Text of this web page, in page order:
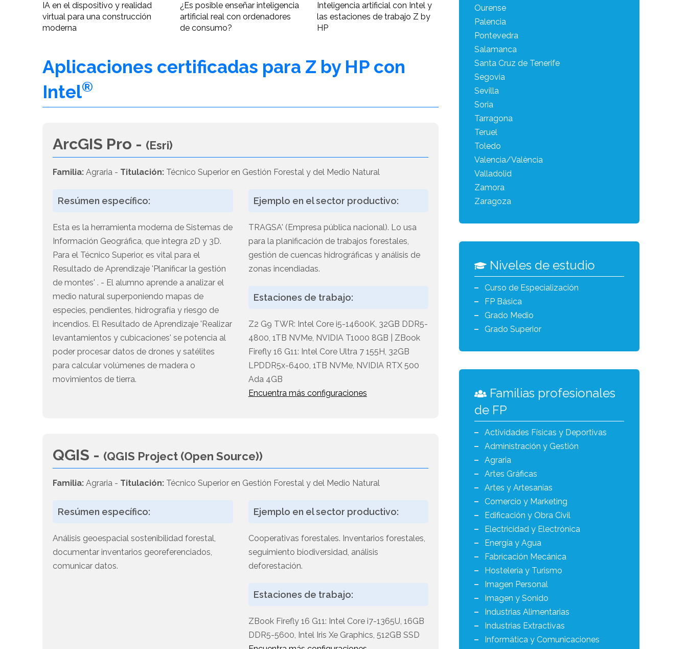
IA en el dispositivo y realidad
virtual para una construcción
moderna
¿Es posible enseñar inteligencia
artificial real con ordenadores
de consumo?
Inteligencia artificial con Intel y
las estaciones de trabajo Z by
HP
Aplicaciones certificadas para Z by HP con
Intel®
ArcGIS Pro - (Esri)
Familia: Agraria - Titulación: Técnico Superior en Gestión Forestal y del Medio Natural
Resúmen específico:
Esta es la herramienta moderna de Sistemas de
Información Geográfica, que integra 2D y 3D.
Para el Técnico Superior, es vital para el
Resultado de Aprendizaje 'Planificar la gestión
de montes' . - El alumno aprende a analizar el
medio natural superponiendo mapas de
especies, pendientes, hidrografía y riesgo de
incendios. El Resultado de Aprendizaje 'Realizar
levantamientos y cubicaciones' se potencia al
poder procesar datos de drones y satélites
para calcular volúmenes de madera o
movimientos de tierra.
Ejemplo en el sector productivo:
TRAGSA' (Empresa pública nacional). Lo usa
para la planificación de trabajos forestales,
gestión de cuencas hidrográficas y análisis de
zonas incendiadas.
Estaciones de trabajo:
Z2 G9 TWR: Intel Core i5-14600K, 32GB DDR5-
4800, 1TB NVMe, NVIDIA T1000 8GB | ZBook
Firefly 16 G11: Intel Core Ultra 7 155H, 32GB
LPDDR5x-6400, 1TB NVMe, NVIDIA RTX 500
Ada 4GB
Encuentra más configuraciones
QGIS - (QGIS Project (Open Source))
Familia: Agraria - Titulación: Técnico Superior en Gestión Forestal y del Medio Natural
Resúmen específico:
Análisis geoespacial sostenibilidad forestal,
documentar inventarios georeferenciados,
comunicar datos.
Ejemplo en el sector productivo:
Cooperativas forestales. Inventarios forestales,
seguimiento biodiversidad, análisis
deforestación.
Estaciones de trabajo:
ZBook Firefly 16 G11: Intel Core i7-1365U, 16GB
DDR5-5600, Intel Iris Xe Graphics, 512GB SSD
Ourense
Palencia
Pontevedra
Salamanca
Santa Cruz de Tenerife
Segovia
Sevilla
Soria
Tarragona
Teruel
Toledo
Valencia/València
Valladolid
Zamora
Zaragoza
Niveles de estudio
Curso de Especialización
FP Básica
Grado Medio
Grado Superior
Familias profesionales
de FP
Actividades Físicas y Deportivas
Administración y Gestión
Agraria
Artes Gráficas
Artes y Artesanías
Comercio y Marketing
Edificación y Obra Civil
Electricidad y Electrónica
Energía y Agua
Fabricación Mecánica
Hostelería y Turismo
Imagen Personal
Imagen y Sonido
Industrias Alimentarias
Industrias Extractivas
Informática y Comunicaciones